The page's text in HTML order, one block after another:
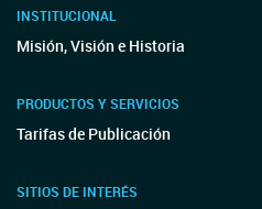
INSTITUCIONAL
Misión, Visión e Historia
PRODUCTOS Y SERVICIOS
Tarifas de Publicación
SITIOS DE INTERÉS